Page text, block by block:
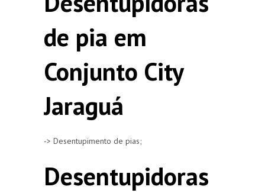
de pia em
Conjunto City
Jaraguá
-> Desentupimento de pias;
Desentupidoras